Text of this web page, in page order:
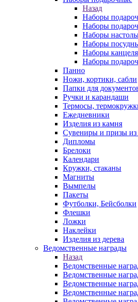
Назад
Наборы
Наборы
Наборы
Наборы
Наборы
Наборы
Панно
Ножи, кортики, сабли
Папки для
Ручки и карандаши
Термосы,
Ежедневники
Изделия из камня
Сувениры и призы из
Дипломы
Брелоки
Календари
Кружки, стаканы
Магниты
Вымпелы
Пакеты
Футболки, Бейсболки
Флешки
Ложки
Наклейки
Изделия из дерева
Ведомственные награды
Назад
Ведомственные
Ведомственные
Ведомственные
Ведомственные